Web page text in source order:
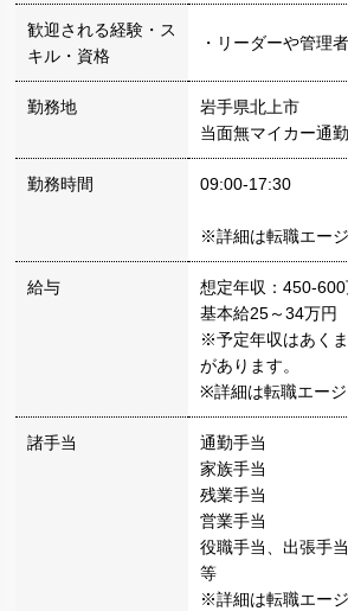
歓迎される経験・ス
キル・資格
・リーダーや管理
勤務地
岩手県北上市
当面無マイカー通
勤務時間 09:00-17:30
※詳細は転職エー
給与
想定年収：450-600
基本給25～34万円
※予定年収はあく
があります。
※詳細は転職エージ
諸手当
通勤手当
家族手当
残業手当
営業手当
役職手当、出張手
等
※詳細は転職エー